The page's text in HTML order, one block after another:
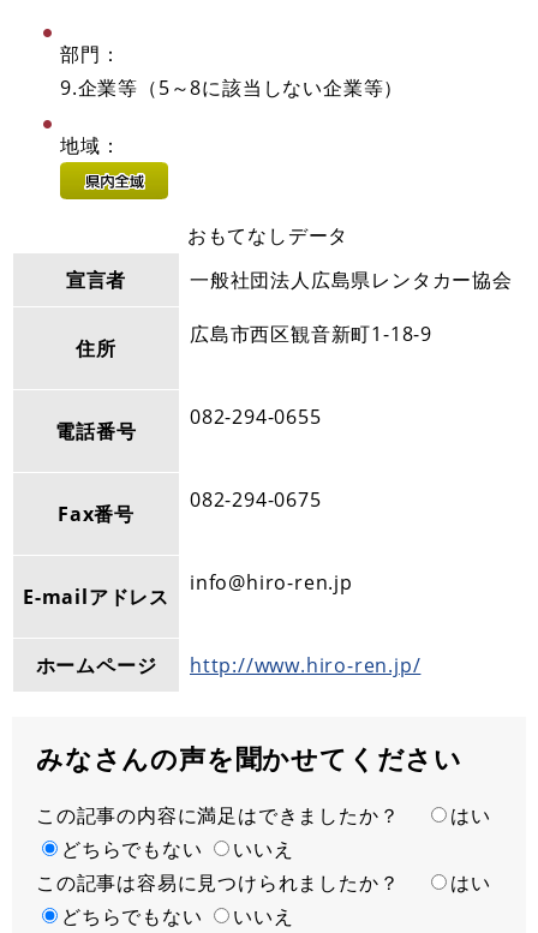
部門：
9.企業等（5～8に該当しない企業等）
地域：
おもてなしデータ
宣言者
一般社団法人広島県レンタカー協会
住所
広島市西区観音新町1-18-9
電話番号
082-294-0655
Fax番号
082-294-0675
E-mailアドレス
info@hiro-ren.jp
ホームページ http://www.hiro-ren.jp/
みなさんの声を聞かせてください
満
足
度
この記事の内容に満足はできましたか？
はい
どちらでもない
いいえ
容
易
この記事は容易に見つけられましたか？
はい
どちらでもない
いいえ